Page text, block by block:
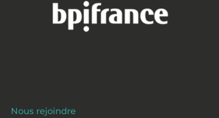
Nous rejoindre